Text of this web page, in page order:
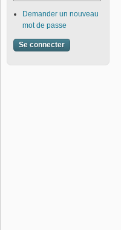
Demander un nouveau
mot de passe